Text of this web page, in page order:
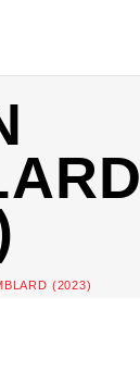
(2023)